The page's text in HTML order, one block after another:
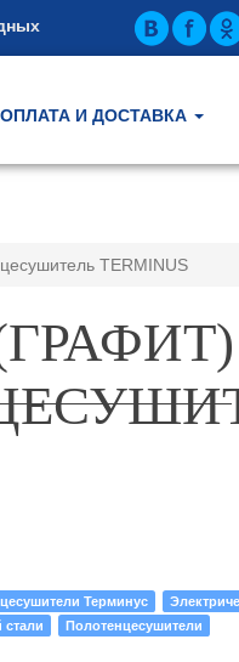
ОПЛАТА И ДОСТАВКА
TERMINUS
Терминус
стали
Полотенцесушители